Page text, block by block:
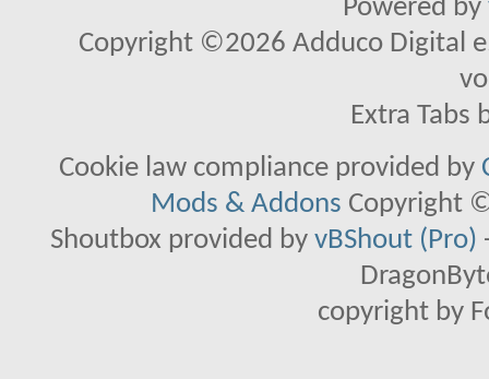
Powered by
Copyright ©2026 Adduco Digital
Extra Tabs
Cookie law compliance provided by
Mods & Addons Copyright
Shoutbox provided by vBShout (Pro)
copyright by